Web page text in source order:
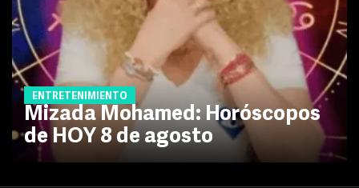
ENTRETENIMIENTO
Mizada Mohamed: Horóscopos
de HOY 8 de agosto